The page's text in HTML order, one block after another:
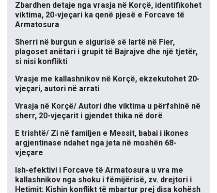
Zbardhen detaje nga vrasja në Korçë, identifikohet
viktima, 20-vjeçari ka qenë pjesë e Forcave të
Armatosura
Sherri në burgun e sigurisë së lartë në Fier,
plagoset anëtari i grupit të Bajrajve dhe një tjetër,
si nisi konflikti
Vrasje me kallashnikov në Korçë, ekzekutohet 20-
vjeçari, autori në arrati
Vrasja në Korçë/ Autori dhe viktima u përfshinë në
sherr, 20-vjeçarit i gjendet thika në dorë
E trishtë/ Zi në familjen e Messit, babai i ikones
argjentinase ndahet nga jeta në moshën 68-
vjeçare
Ish-efektivi i Forcave të Armatosura u vra me
kallashnikov nga shoku i fëmijërisë, zv. drejtori i
Hetimit: Kishin konflikt të mbartur prej disa kohësh